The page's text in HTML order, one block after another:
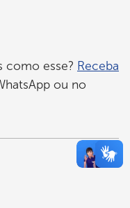
como esse? Receba
ou no